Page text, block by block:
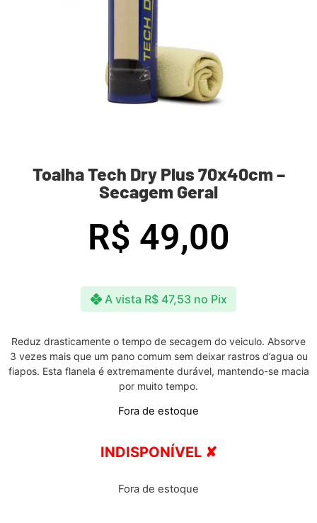
Toalha Tech Dry Plus 70x40cm –
Secagem Geral
R$ 49,00
A vista R$47,53 no Pix
Reduz drasticamente o tempo de secagem do veiculo. Absorve
3 vezes mais que um pano comum sem deixar rastros d’agua ou
fiapos. Esta flanela é extremamente durável, mantendo-se macia
por muito tempo.
Fora de estoque
INDISPONÍVEL ✘
Fora de estoque